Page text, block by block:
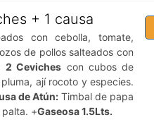
+ 1 causa
con cebolla, tomate,
de pollos salteados con
2 Ceviches con cubos de
ají rocoto y especies.
de Atún:Timbal de papa
+Gaseosa 1.5Lts.